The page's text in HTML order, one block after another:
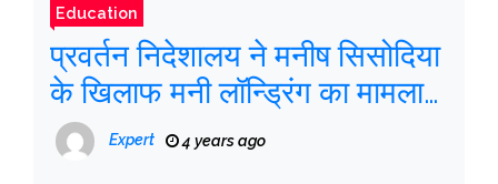
Education
प्रवर्तन निदेशालय ने मनीष सिसोदिया
के खिलाफ मनी लॉन्ड्रिंग का मामला
दर्ज किया
Expert 4 years ago